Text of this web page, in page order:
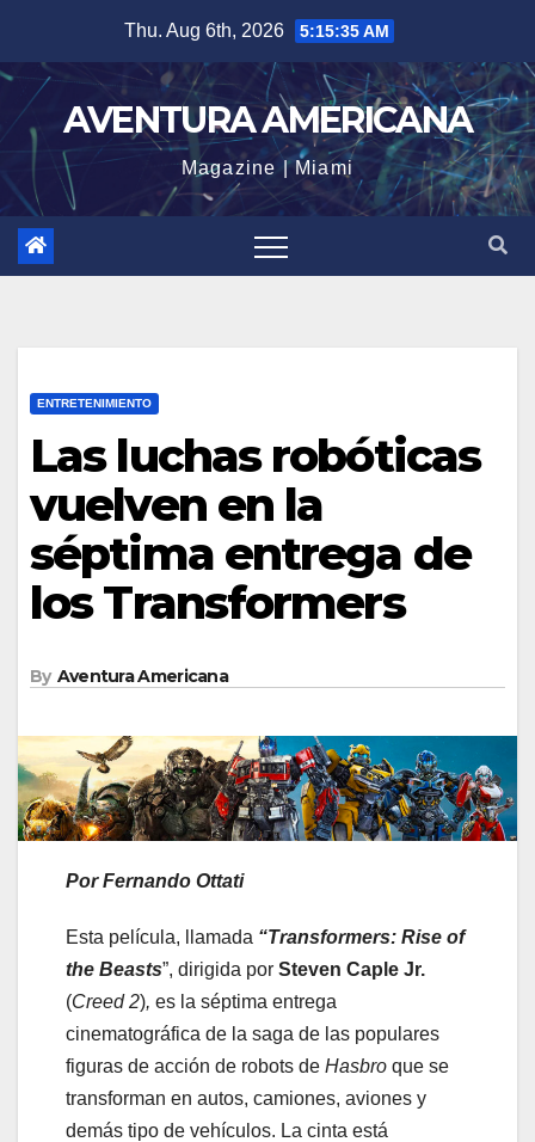
content
Thu. Aug 6th, 2026 5:15:36 AM
AVENTURA AMERICANA
Magazine | Miami
ENTRETENIMIENTO
Las luchas robóticas
vuelven en la
séptima entrega de
los Transformers
By Aventura Americana
Por Fernando Ottati
Esta película, llamada “Transformers: Rise of
the Beasts”, dirigida por Steven Caple Jr.
(Creed 2), es la séptima entrega
cinematográfica de la saga de las populares
figuras de acción de robots de Hasbro que se
transforman en autos, camiones, aviones y
demás tipo de vehículos. La cinta está